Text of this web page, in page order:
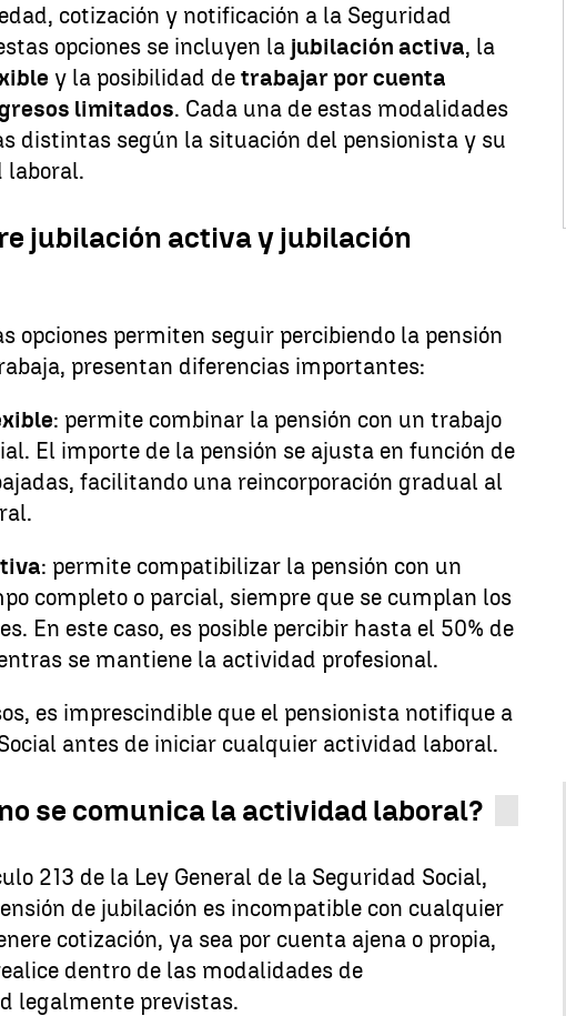
cotización y notificación a la Seguridad
opciones se incluyen la jubilación activa, la
y la posibilidad detrabajar por cuenta
limitados. Cada una de estas modalidades
distintas según la situación del pensionista y su
laboral.
jubilación activa y jubilación
opciones permiten seguir percibiendo la pensión
presentan diferencias importantes:
: permite combinar la pensión con un trabajo
El importe de la pensión se ajusta en función de
facilitando una reincorporación gradual al
: permite compatibilizar la pensión con un
completo o parcial, siempre que se cumplan los
En este caso, es posible percibir hasta el 50% de
se mantiene la actividad profesional.
es imprescindible que el pensionista notifique a
antes de iniciar cualquier actividad laboral.
se comunica la actividad laboral?
213 de la Ley General de la Seguridad Social,
de jubilación es incompatible con cualquier
cotización, ya sea por cuenta ajena o propia,
dentro de las modalidades de
legalmente previstas.